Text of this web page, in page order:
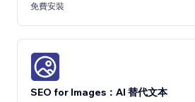
免費安裝
SEO for Images：AI 替代文本